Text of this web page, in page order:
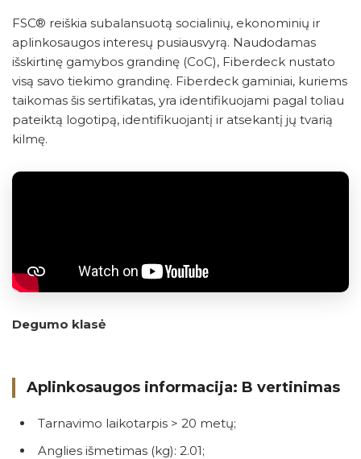
FSC® reiškia subalansuotą socialinių, ekonominių ir
aplinkosaugos interesų pusiausvyrą. Naudodamas
išskirtinę gamybos grandinę (CoC), Fiberdeck nustato
visą savo tiekimo grandinę. Fiberdeck gaminiai, kuriems
taikomas šis sertifikatas, yra identifikuojami pagal toliau
pateiktą logotipą, identifikuojantį ir atsekantį jų tvarią
kilmę.
Degumo klasė
Aplinkosaugos informacija: B vertinimas
Tarnavimo laikotarpis > 20 metų;
Anglies išmetimas (kg): 2.01;